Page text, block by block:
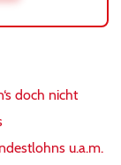
doch nicht
u.a.m.